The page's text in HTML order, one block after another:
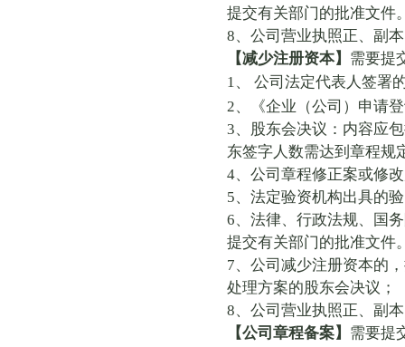
提交有关部门的批准文件
8、公司营业执照正、副
【减少注册资本】 需要提
1、
公司法定代表人签署
2、《企业（公司）申请
3、股东会决议：内容应
东签字人数需达到章程规
4、公司章程修正案或修
5、法定验资机构出具的
6、法律、行政法规、国
提交有关部门的批准文件
7、公司减少注册资本的
处理方案的股东会决议；
8、公司营业执照正、副
【公司章程备案】 需要提